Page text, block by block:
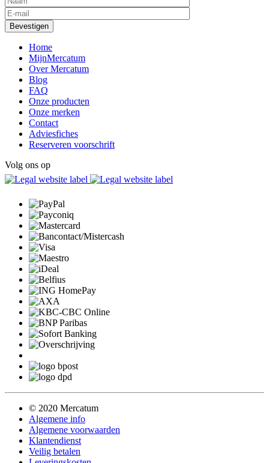
Home
MijnMercatum
Over Mercatum
Blog
FAQ
Onze producten
Onze merken
Contact
Adviesfiches
Reserveren voorschrift
Volg ons op
© 2020 Mercatum
Algemene info
Algemene voorwaarden
Klantendienst
Veilig betalen